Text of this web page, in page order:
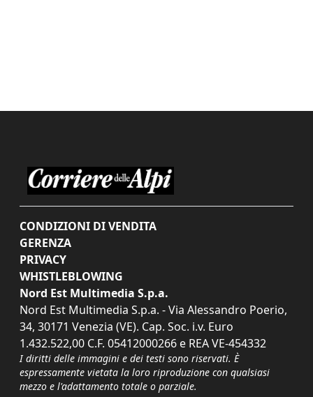
CONDIZIONI DI VENDITA
GERENZA
PRIVACY
WHISTLEBLOWING
Nord Est Multimedia S.p.a.
Nord Est Multimedia S.p.a. - Via Alessandro Poerio,
34, 30171 Venezia (VE). Cap. Soc. i.v. Euro
1.432.522,00 C.F. 05412000266 e REA VE-454332
I diritti delle immagini e dei testi sono riservati. È
espressamente vietata la loro riproduzione con qualsiasi
mezzo e l'adattamento totale o parziale.